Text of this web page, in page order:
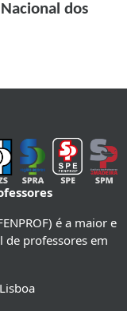
dos
é a maior e
de professores em